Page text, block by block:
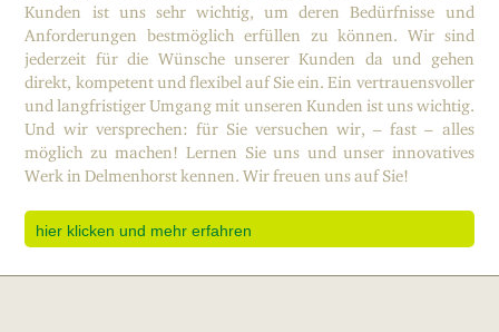
Kunden ist uns sehr wichtig, um deren Bedürfnisse und
Anforderungen bestmöglich erfüllen zu können. Wir sind
jederzeit für die Wünsche unserer Kunden da und gehen
direkt, kompetent und flexibel auf Sie ein. Ein vertrauensvoller
und langfristiger Umgang mit unseren Kunden ist uns wichtig.
Und wir versprechen: für Sie versuchen wir, – fast – alles
möglich zu machen! Lernen Sie uns und unser innovatives
Werk in Delmenhorst kennen. Wir freuen uns auf Sie!
hier klicken und mehr erfahren